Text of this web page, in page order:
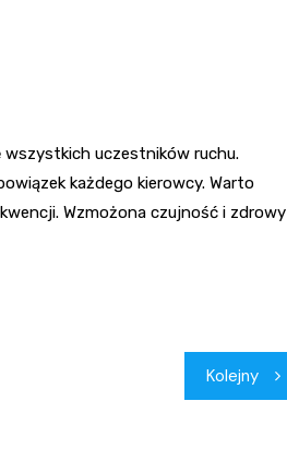
wszystkich uczestników ruchu.
każdego kierowcy. Warto
Wzmożona czujność i zdrowy
Kolejny